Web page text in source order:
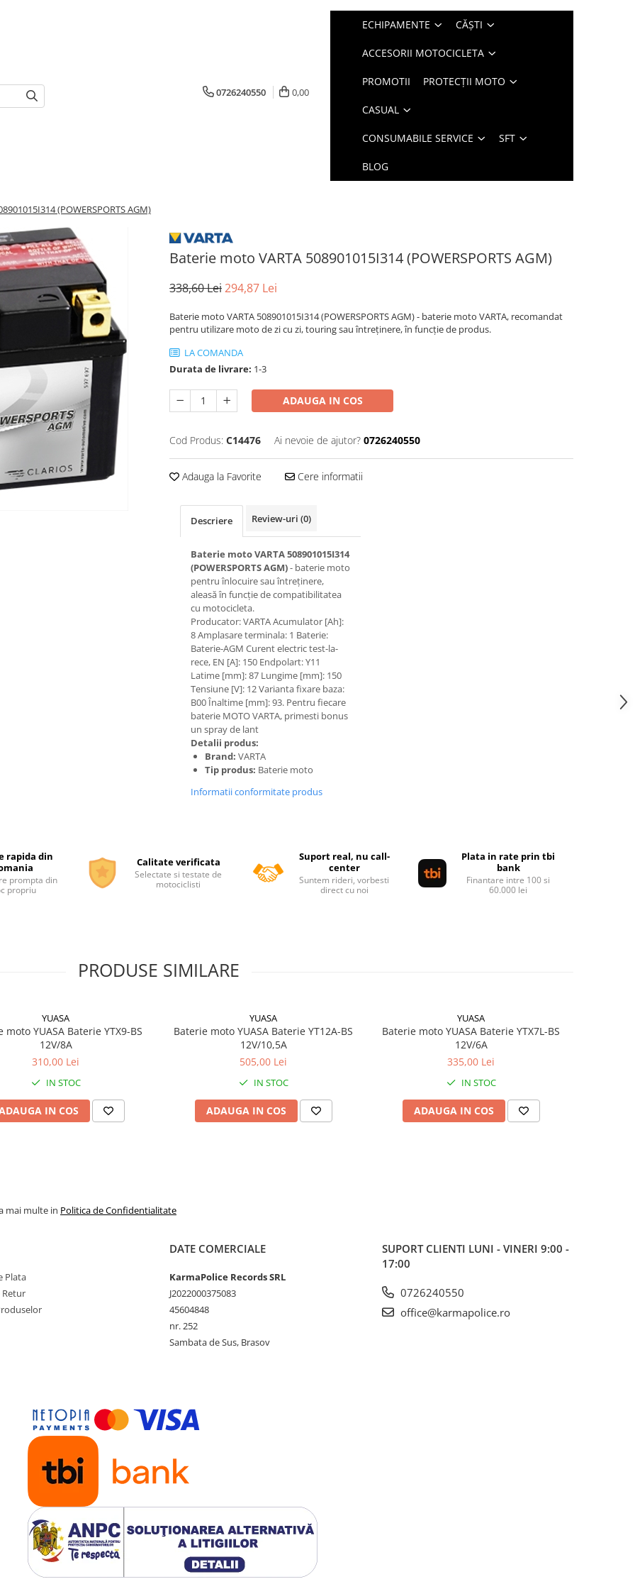
0726240550 0,00
ECHIPAMENTE CĂȘTI
ACCESORII MOTOCICLETA
PROMOTII PROTECȚII MOTO
CASUAL
CONSUMABILE SERVICE SFT
BLOG
(POWERSPORTS AGM)
Baterie moto VARTA 508901015I314 (POWERSPORTS AGM)
338,60 Lei294,87 Lei
Baterie moto VARTA 508901015I314 (POWERSPORTS AGM) - baterie moto VARTA, recomandat
pentru utilizare moto de zi cu zi, touring sau întreținere, în funcție de produs.
LA COMANDA
Durata de livrare: 1-3
ADAUGA IN COS
Cod Produs: C14476 Ai nevoie de ajutor? 0726240550
Adauga la Favorite Cere informatii
Descriere Review-uri (0)
Baterie moto VARTA 508901015I314
(POWERSPORTS AGM)- baterie moto
pentru înlocuire sau întreținere,
aleasă în funcție de compatibilitatea
cu motocicleta.
Producator: VARTA Acumulator [Ah]:
8 Amplasare terminala: 1 Baterie:
Baterie-AGM Curent electric test-la-
rece, EN [A]: 150 Endpolart: Y11
Latime [mm]: 87 Lungime [mm]: 150
Tensiune [V]: 12 Varianta fixare baza:
B00 Înaltime [mm]: 93. Pentru fiecare
baterie MOTO VARTA, primesti bonus
un spray de lant
Detalii produs:
Brand: VARTA
Tip produs: Baterie moto
Informatii conformitate produs
rapida din
prompta din
propriu
Calitate verificata
Selectate si testate de
motociclisti
Suport real, nu call-
center
Suntem rideri, vorbesti
direct cu noi
Plata in rate prin tbi
bank
Finantare intre 100 si
60.000 lei
PRODUSE SIMILARE
YUASA
moto YUASA Baterie YTX9-BS
12V/8A
310,00 Lei
IN STOC
IN COS
YUASA
Baterie moto YUASA Baterie YT12A-BS
12V/10,5A
505,00 Lei
IN STOC
ADAUGA IN COS
YUASA
Baterie moto YUASA Baterie YTX7L-BS
12V/6A
335,00 Lei
IN STOC
ADAUGA IN COS
mai multe in Politica de Confidentialitate
Plata
Retur
DATE COMERCIALE
KarmaPolice Records SRL
J2022000375083
45604848
nr. 252
Sambata de Sus, Brasov
SUPORT CLIENTI LUNI - VINERI 9:00 -
17:00
0726240550
office@karmapolice.ro